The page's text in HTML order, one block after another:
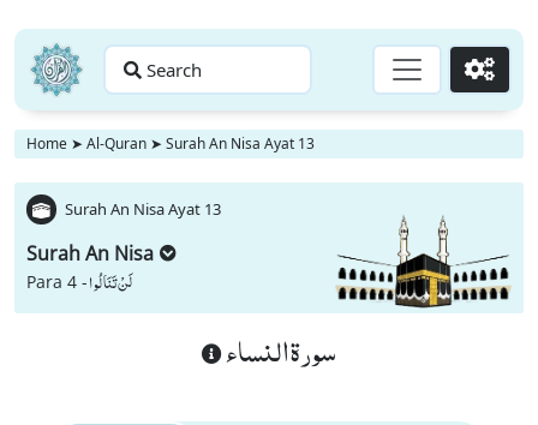
Search Go
Home ➤ Al-Quran ➤ Surah An Nisa Ayat 13
Surah An Nisa Ayat 13
Surah An Nisa
Para 4 -لَنْ تَنَالُوا
سورة النساء